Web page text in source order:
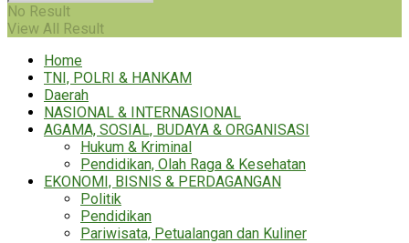
No Result
View All Result
Home
TNI, POLRI & HANKAM
Daerah
NASIONAL & INTERNASIONAL
AGAMA, SOSIAL, BUDAYA & ORGANISASI
Hukum & Kriminal
Pendidikan, Olah Raga & Kesehatan
EKONOMI, BISNIS & PERDAGANGAN
Politik
Pendidikan
Pariwisata, Petualangan dan Kuliner